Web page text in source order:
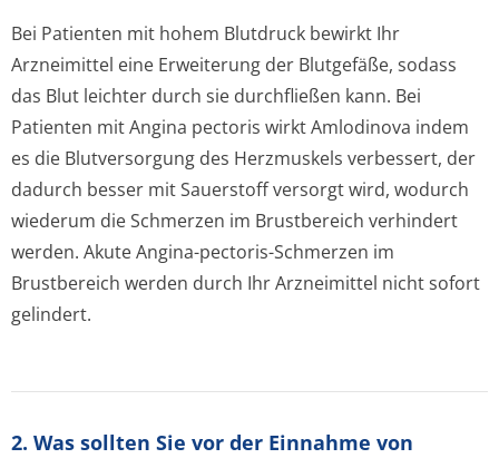
Bei Patienten mit hohem Blutdruck bewirkt Ihr
Arzneimittel eine Erweiterung der Blutgefäße, sodass
das Blut leichter durch sie durchfließen kann. Bei
Patienten mit Angina pectoris wirkt Amlodinova indem
es die Blutversorgung des Herzmuskels verbessert, der
dadurch besser mit Sauerstoff versorgt wird, wodurch
wiederum die Schmerzen im Brustbereich verhindert
werden. Akute Angina-pectoris-Schmerzen im
Brustbereich werden durch Ihr Arzneimittel nicht sofort
gelindert.
2. Was sollten Sie vor der Einnahme von